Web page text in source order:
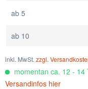
ab 5
ab 10
inkl. MwSt. zzgl.
momentan ca. 12 - 14
Versandinfos hier